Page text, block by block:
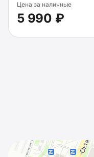
Цена за наличные
5 990 ₽